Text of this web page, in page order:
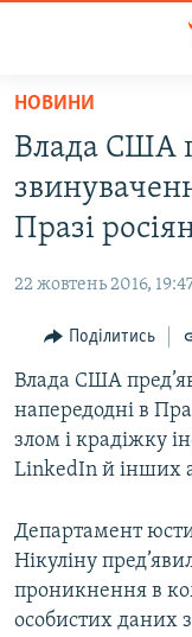
Перейти
основного
матеріалу
Перейти
до
основної
Перейти
пошуку
ВОДА.КРИМ
ВІДЕО ТА ФОТО
БЛОГИ
ПОГЛЯД
ІНТЕРВ'Ю
ВСЕ ЗА ДЕНЬ
СПЕЦПРОЕКТИ
ВІДЕОУРОКИ
СВІДЧЕННЯ ОКУПАЦІЇ
Русский
Qırımtatar
НОВИНИ
Влада США
Празі
22 жовтень 2016,
Поділитись
Влада США
напередодні в
злом і крадіжку
LinkedIn й інших
Департамент
Нікуліну
проникнення в
особистих даних